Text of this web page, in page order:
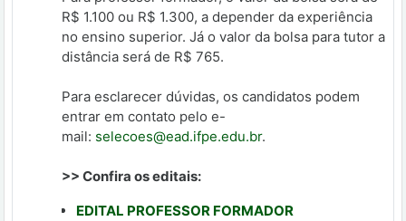
R$ 1.100 ou R$ 1.300, a depender da experiência
no ensino superior. Já o valor da bolsa para tutor a
distância será de R$ 765.
Para esclarecer dúvidas, os candidatos podem
entrar em contato pelo e-
mail: selecoes@ead.ifpe.edu.br.
>> Confira os editais:
EDITAL PROFESSOR FORMADOR